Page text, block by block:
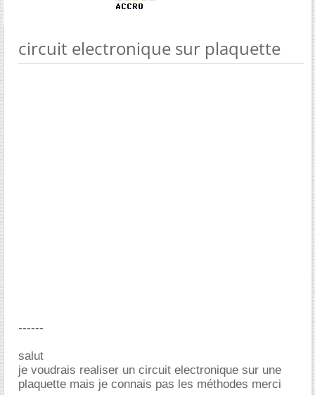
circuit electronique sur plaquette
------
salut
je voudrais realiser un circuit electronique sur une
plaquette mais je connais pas les méthodes merci